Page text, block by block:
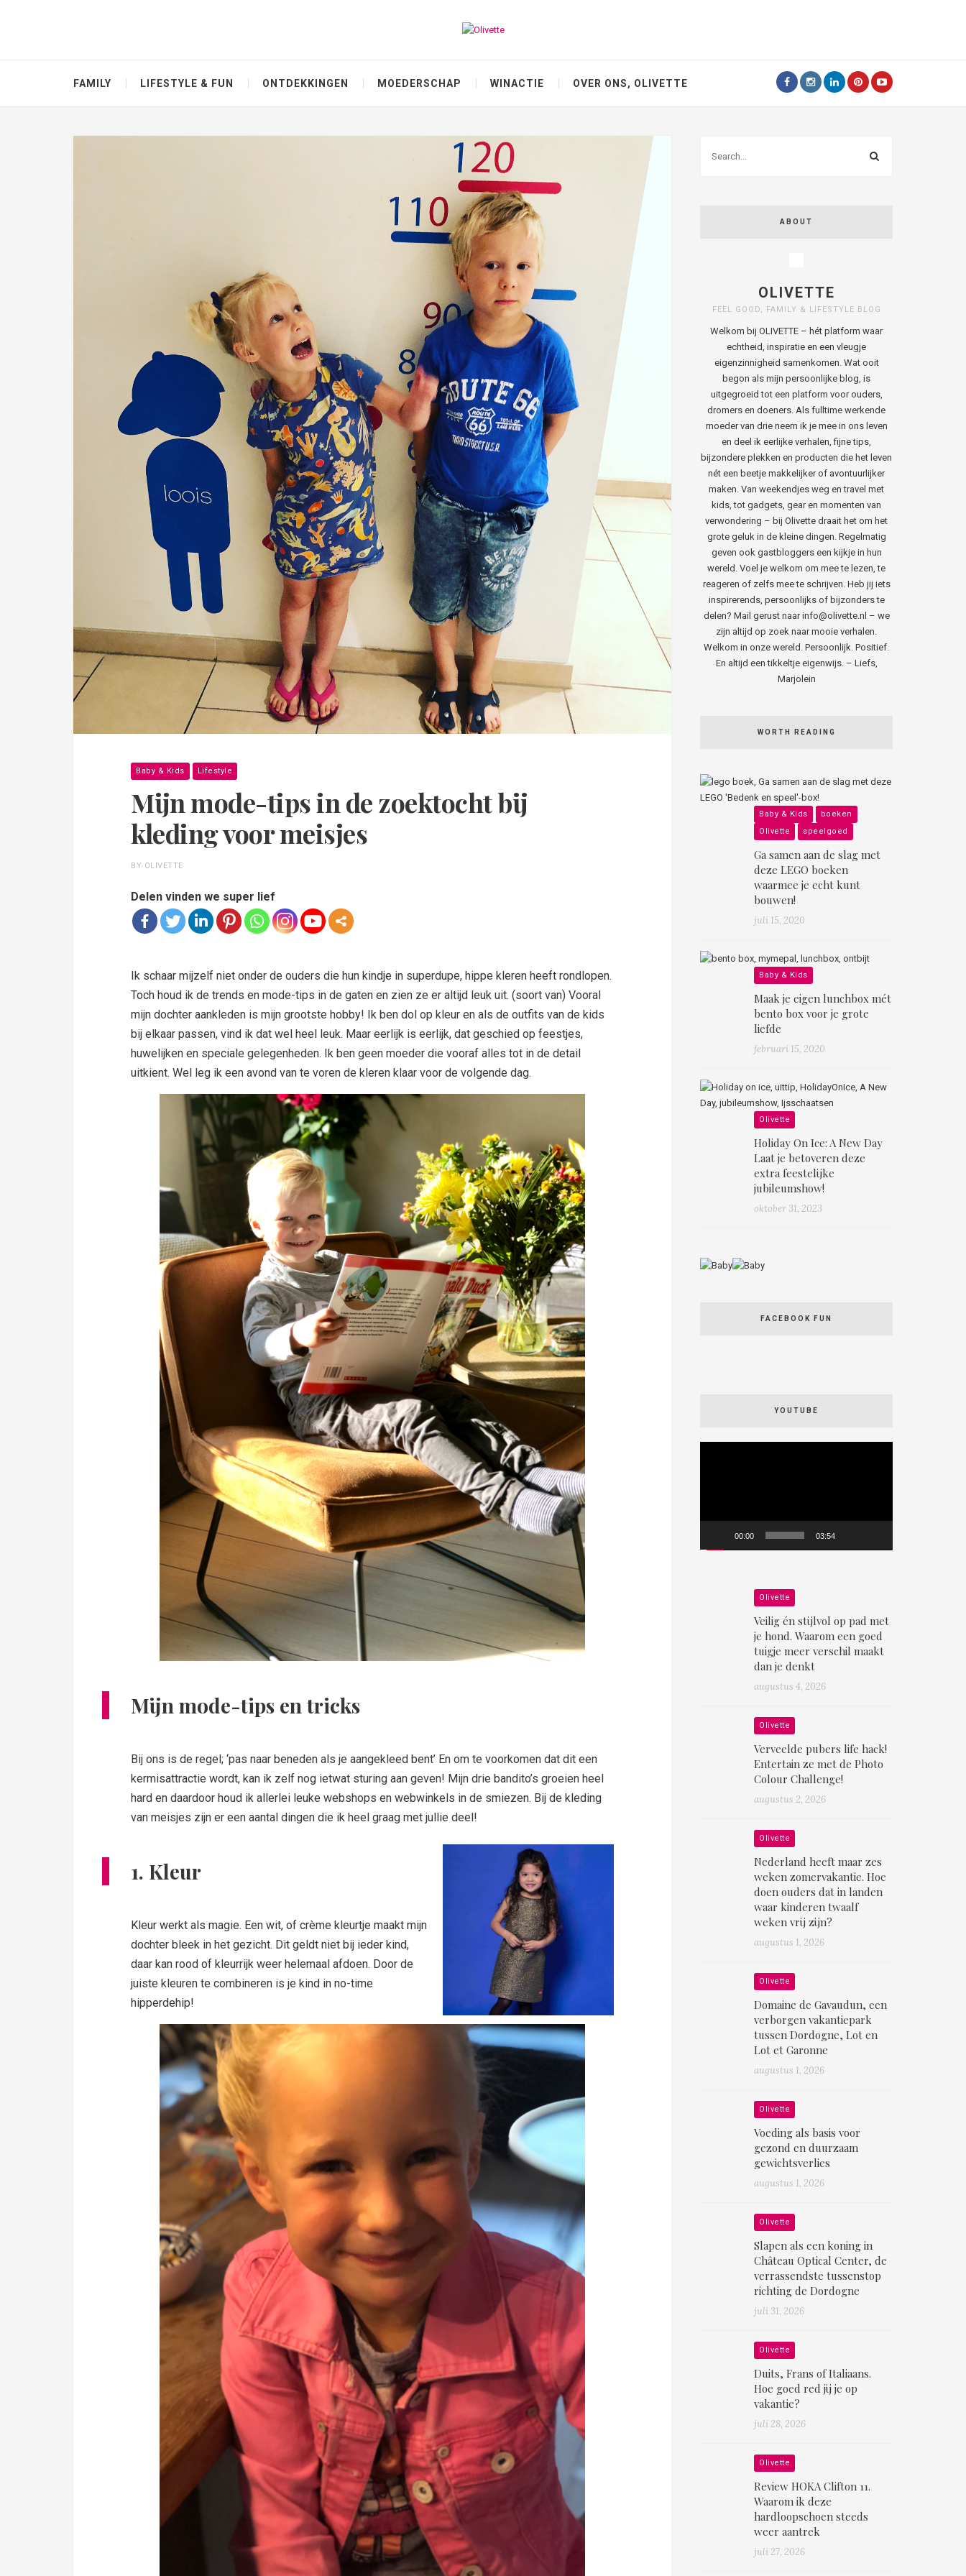
FAMILY LIFESTYLE & FUN ONTDEKKINGEN MOEDERSCHAP WINACTIE OVER ONS, OLIVETTE
Baby & Kids Lifestyle
Mijn mode-tips in de zoektocht bij
kleding voor meisjes
BY OLIVETTE
Delen vinden we super lief
Ik schaar mijzelf niet onder de ouders die hun kindje in superdupe, hippe kleren heeft rondlopen.
Toch houd ik de trends en mode-tips in de gaten en zien ze er altijd leuk uit. (soort van) Vooral
mijn dochter aankleden is mijn grootste hobby! Ik ben dol op kleur en als de outfits van de kids
bij elkaar passen, vind ik dat wel heel leuk. Maar eerlijk is eerlijk, dat geschied op feestjes,
huwelijken en speciale gelegenheden. Ik ben geen moeder die vooraf alles tot in de detail
uitkient. Wel leg ik een avond van te voren de kleren klaar voor de volgende dag.
Mijn mode-tips en tricks
Bij ons is de regel; ‘pas naar beneden als je aangekleed bent’ En om te voorkomen dat dit een
kermisattractie wordt, kan ik zelf nog ietwat sturing aan geven! Mijn drie bandito’s groeien heel
hard en daardoor houd ik allerlei leuke webshops en webwinkels in de smiezen. Bij de kleding
van meisjes zijn er een aantal dingen die ik heel graag met jullie deel!
1. Kleur
Kleur werkt als magie. Een wit, of crème kleurtje maakt mijn
dochter bleek in het gezicht. Dit geldt niet bij ieder kind,
daar kan rood of kleurrijk weer helemaal afdoen. Door de
juiste kleuren te combineren is je kind in no-time
hipperdehip!
ABOUT
OLIVETTE
FEEL GOOD, FAMILY & LIFESTYLE BLOG
Welkom bij OLIVETTE – hét platform waar
echtheid, inspiratie en een vleugje
eigenzinnigheid samenkomen. Wat ooit
begon als mijn persoonlijke blog, is
uitgegroeid tot een platform voor ouders,
dromers en doeners. Als fulltime werkende
moeder van drie neem ik je mee in ons leven
en deel ik eerlijke verhalen, fijne tips,
bijzondere plekken en producten die het leven
nét een beetje makkelijker of avontuurlijker
maken. Van weekendjes weg en travel met
kids, tot gadgets, gear en momenten van
verwondering – bij Olivette draait het om het
grote geluk in de kleine dingen. Regelmatig
geven ook gastbloggers een kijkje in hun
wereld. Voel je welkom om mee te lezen, te
reageren of zelfs mee te schrijven. Heb jij iets
inspirerends, persoonlijks of bijzonders te
delen? Mail gerust naar info@olivette.nl – we
zijn altijd op zoek naar mooie verhalen.
Welkom in onze wereld. Persoonlijk. Positief.
En altijd een tikkeltje eigenwijs. – Liefs,
Marjolein
WORTH READING
Baby & Kids
boeken
Olivette
speelgoed
Ga samen aan de slag met
deze LEGO boeken
waarmee je echt kunt
bouwen!
juli 15, 2020
Baby & Kids
Maak je eigen lunchbox mét
bento box voor je grote
liefde
februari 15, 2020
Olivette
Holiday On Ice: A New Day
Laat je betoveren deze
extra feestelijke
jubileumshow!
oktober 31, 2023
FACEBOOK FUN
YOUTUBE
00:00 03:54
Olivette
Veilig én stijlvol op pad met
je hond. Waarom een goed
tuigje meer verschil maakt
dan je denkt
augustus 4, 2026
Olivette
Verveelde pubers life hack!
Entertain ze met de Photo
Colour Challenge!
augustus 2, 2026
Olivette
Nederland heeft maar zes
weken zomervakantie. Hoe
doen ouders dat in landen
waar kinderen twaalf
weken vrij zijn?
augustus 1, 2026
Olivette
Domaine de Gavaudun, een
verborgen vakantiepark
tussen Dordogne, Lot en
Lot et Garonne
augustus 1, 2026
Olivette
Voeding als basis voor
gezond en duurzaam
gewichtsverlies
augustus 1, 2026
Olivette
Slapen als een koning in
Château Optical Center, de
verrassendste tussenstop
richting de Dordogne
juli 31, 2026
Olivette
Duits, Frans of Italiaans.
Hoe goed red jij je op
vakantie?
juli 28, 2026
Olivette
Review HOKA Clifton 11.
Waarom ik deze
hardloopschoen steeds
weer aantrek
juli 27, 2026